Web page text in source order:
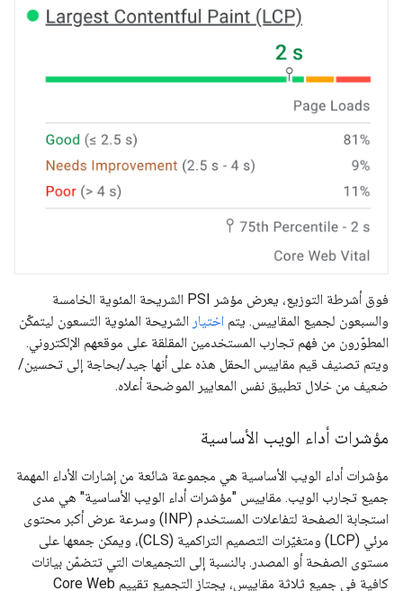
فوق أشرطة التوزيع، يعرض مؤشر PSI الشريحة المئوية الخامسة
والسبعون لجميع المقاييس. يتم اختيار الشريحة المئوية التسعون ليتمكّن
المطوّرون من فهم تجارب المستخدمين المقلقة على موقعهم الإلكتروني.
ويتم تصنيف قيم مقاييس الحقل هذه على أنها جيد/بحاجة إلى تحسين/
ضعيف من خلال تطبيق نفس المعايير الموضحة أعلاه.
مؤشرات أداء الويب الأساسية
مؤشرات أداء الويب الأساسية هي مجموعة شائعة من إشارات الأداء المهمة
جميع تجارب الويب. مقاييس "مؤشرات أداء الويب الأساسية" هي مدى
استجابة الصفحة لتفاعلات المستخدم (INP) وسرعة عرض أكبر محتوى
مرئي (LCP) ومتغيّرات التصميم التراكمية (CLS)، ويمكن جمعها على
مستوى الصفحة أو المصدر. بالنسبة إلى التجميعات التي تتضمّن بيانات
كافية في جميع ثلاثة مقاييس، يجتاز التجميع تقييم Core Web